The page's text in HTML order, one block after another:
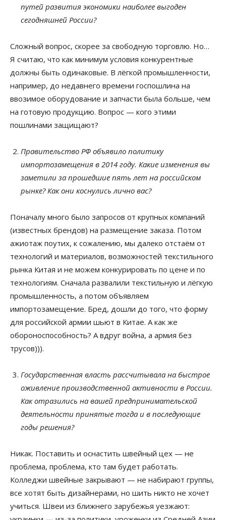
путей развития экономики наиболее выгоден
сегодняшней России?
Сложный вопрос, скорее за свободную торговлю. Но…
Я считаю, что как минимум условия конкурентные
должны быть одинаковые. В лёгкой промышленности,
например, до недавнего времени госпошлина на
ввозимое оборудование и запчасти была больше, чем
на готовую продукцию. Вопрос — кого этими
пошлинами защищают?
Правительство РФ объявило политику
импортозамещения в 2014 году. Какие изменения вы
заметили за прошедшие пять лет на российском
рынке? Как они коснулись лично вас?
Поначалу много было запросов от крупных компаний
(известных брендов) на размещение заказа. Потом
ажиотаж поутих, к сожалению, мы далеко отстаём от
технологий и материалов, возможностей текстильного
рынка Китая и не можем конкурировать по цене и по
технологиям. Сначала развалили текстильную и лёгкую
промышленность, а потом объявляем
импортозамещение. Бред, дошли до того, что форму
для российской армии шьют в Китае. А как же
обороноспособность? А вдруг война, а армия без
трусов))).
Государственная власть рассчитывала на быстрое
оживление производственной активности в России.
Как отразились на вашей предпринимательской
деятельности принятые тогда и в последующие
годы решения?
Никак. Поставить и оснастить швейный цех — не
проблема, проблема, кто там будет работать.
Колледжи швейные закрывают — не набирают группы,
все хотят быть дизайнерами, но шить никто не хочет
учиться. Швеи из ближнего зарубежья уезжают: